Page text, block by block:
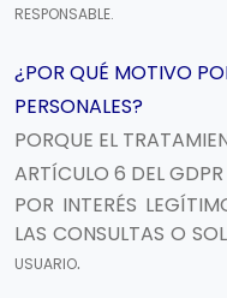
RESPONSABLE.
¿POR QUÉ MOTIVO
PERSONALES?
PORQUE EL
ARTÍCULO 6 DEL
POR INTERÉS
LAS CONSULTAS O
USUARIO.